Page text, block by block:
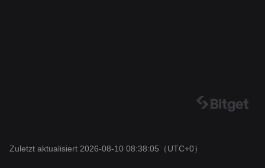
Zuletzt aktualisiert 2026-08-10 08:38:05 （UTC+0）